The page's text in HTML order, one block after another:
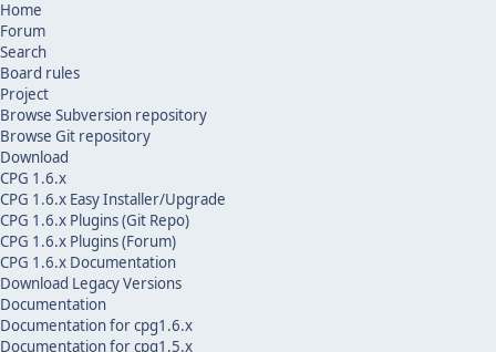
Home
Forum
Search
Board rules
Project
Browse Subversion repository
Browse Git repository
Download
CPG 1.6.x
CPG 1.6.x Easy Installer/Upgrade
CPG 1.6.x Plugins (Git Repo)
CPG 1.6.x Plugins (Forum)
CPG 1.6.x Documentation
Download Legacy Versions
Documentation
Documentation for cpg1.6.x
Documentation for cpg1.5.x